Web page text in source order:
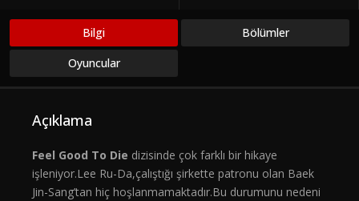
Bilgi
Bölümler
Oyuncular
Açıklama
Feel Good To Die dizisinde çok farklı bir hikaye
işleniyor.Lee Ru-Da,çalıştığı şirkette patronu olan Baek
Jin-Sang’tan hiç hoşlanmamaktadır.Bu durumunu nedeni